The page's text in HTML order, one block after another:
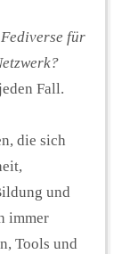
für
Fall.
die sich
und
immer
Tools und